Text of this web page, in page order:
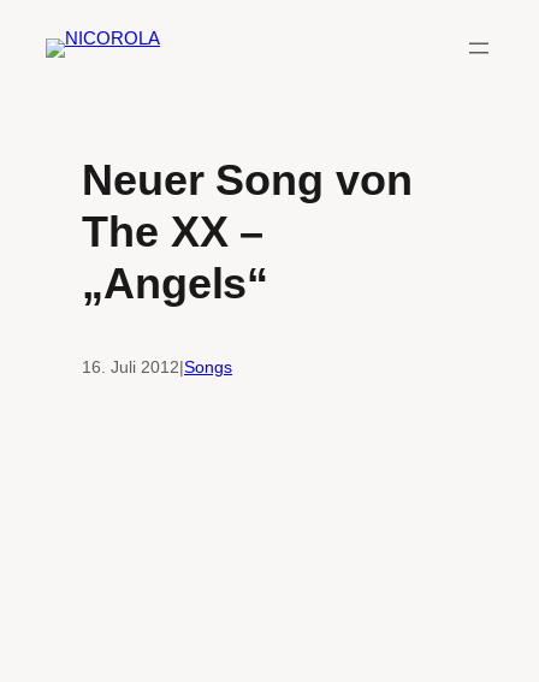
Inhalt
Neuer Song von
The XX –
„Angels“
16. Juli 2012|Songs